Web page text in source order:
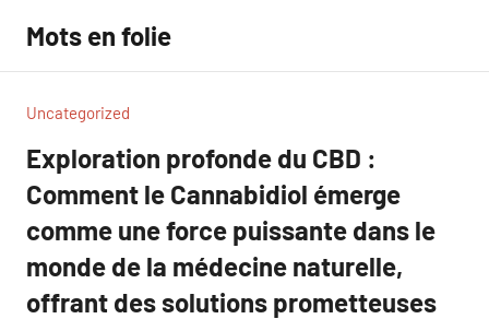
contenu
Mots en folie
Uncategorized
Exploration profonde du CBD :
Comment le Cannabidiol émerge
comme une force puissante dans le
monde de la médecine naturelle,
offrant des solutions prometteuses